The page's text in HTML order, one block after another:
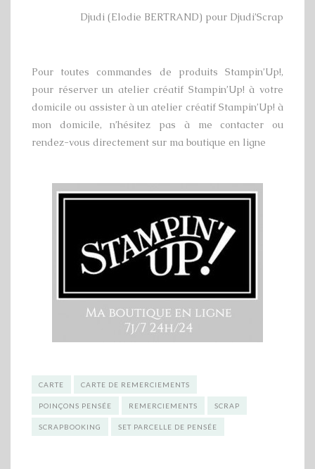
Djudi (Elodie BERTRAND) pour Djudi’Scrap
Pour toutes commandes de produits Stampin’Up!,
pour réserver un atelier créatif Stampin’Up! à votre
domicile ou assister à un atelier créatif Stampin’Up! à
mon domicile, n’hésitez pas à me contacter ou
rendez-vous directement sur ma boutique en ligne
CARTE CARTE DE REMERCIEMENTS
POINÇONS PENSÉE REMERCIEMENTS SCRAP
SCRAPBOOKING SET PARCELLE DE PENSÉE